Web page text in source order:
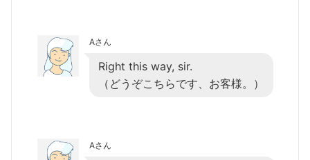
Aさん
Right this way, sir.
（どうぞこちらです、お客様。）
Aさん